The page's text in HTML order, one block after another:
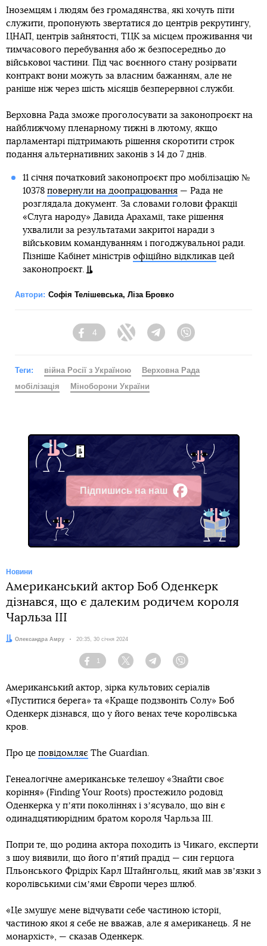
Іноземцям і людям без громадянства, які хочуть піти
служити, пропонують звертатися до центрів рекрутингу,
ЦНАП, центрів зайнятості, ТЦК за місцем проживання чи
тимчасового перебування або ж безпосередньо до
військової частини. Під час воєнного стану розірвати
контракт вони можуть за власним бажанням, але не
раніше ніж через шість місяців безперервної служби.
Верховна Рада зможе проголосувати за законопроєкт на
найближчому пленарному тижні в лютому, якщо
парламентарі підтримають рішення скоротити строк
подання альтернативних законів з 14 до 7 днів.
11 січня початковий законопроєкт про мобілізацію №
10378 повернули на доопрацювання— Рада не
розглядала документ. За словами голови фракції
«Слуга народу» Давида Арахамії, таке рішення
ухвалили за результатами закритої наради з
військовим командуванням і погоджувальної ради.
Пізніше Кабінет міністрів офіційно відкликавцей
законопроєкт.
Автори: Софія Телішевська, Ліза Бровко
Facebook
4
Twitter TelegramViber
Теги: війна Росії з Україною
Верховна Рада
мобілізація
Міноборони України
Підпишись на наш
Facebook
Новини
Американський актор Боб Оденкерк
дізнався, що є далеким родичем короля
Чарльза ІІІ
Автор:
Олександра Амру Дата:
20:35, 30 січня 2024
Facebook
1
Twitter TelegramViber
Американський актор, зірка культових серіалів
«Пуститися берега» та «Краще подзвоніть Солу» Боб
Оденкерк дізнався, що у його венах тече королівська
кров.
Про це повідомляє The Guardian.
Генеалогічне американське телешоу «Знайти своє
коріння» (Finding Your Roots) простежило родовід
Оденкерка у пʼяти поколіннях і зʼясувало, що він є
одинадцятиюрідним братом короля Чарльза ІІІ.
Попри те, що родина актора походить із Чикаго, експерти
з шоу виявили, що його пʼятий прадід — син герцога
Пльонського Фрідріх Карл Штайнгольц, який мав звʼязки з
королівськими сімʼями Європи через шлюб.
«Це змушує мене відчувати себе частиною історії,
частиною якої я себе не вважав, але я американець. Я не
монархіст», — сказав Оденкерк.